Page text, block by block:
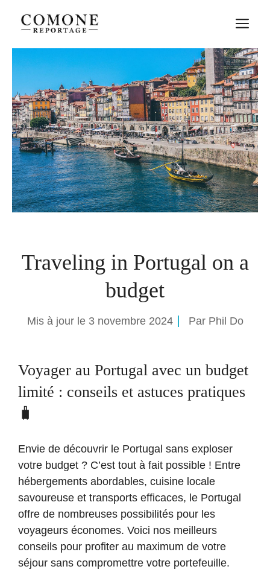
Traveling in Portugal on a
budget
Mis à jour le 3 novembre 2024 Par Phil Do
Voyager au Portugal avec un budget
limité : conseils et astuces pratiques
🧳
Envie de découvrir le Portugal sans exploser
votre budget ? C’est tout à fait possible ! Entre
hébergements abordables, cuisine locale
savoureuse et transports efficaces, le Portugal
offre de nombreuses possibilités pour les
voyageurs économes. Voici nos meilleurs
conseils pour profiter au maximum de votre
séjour sans compromettre votre portefeuille.